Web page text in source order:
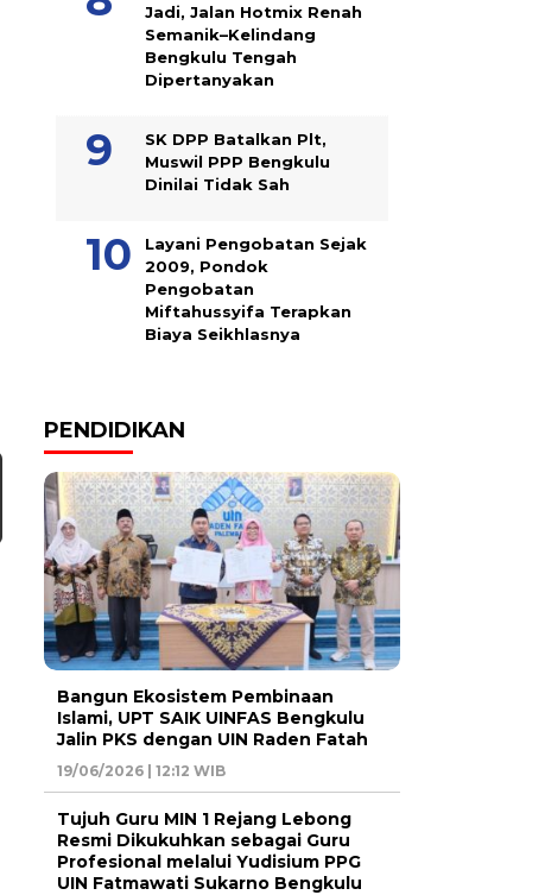
Jadi, Jalan Hotmix Renah
Semanik–Kelindang
Bengkulu Tengah
Dipertanyakan
SK DPP Batalkan Plt,
Muswil PPP Bengkulu
Dinilai Tidak Sah
Layani Pengobatan Sejak
2009, Pondok
Pengobatan
Miftahussyifa Terapkan
Biaya Seikhlasnya
PENDIDIKAN
Bangun Ekosistem Pembinaan
Islami, UPT SAIK UINFAS Bengkulu
Jalin PKS dengan UIN Raden Fatah
19/06/2026 | 12:12 WIB
Tujuh Guru MIN 1 Rejang Lebong
Resmi Dikukuhkan sebagai Guru
Profesional melalui Yudisium PPG
UIN Fatmawati Sukarno Bengkulu